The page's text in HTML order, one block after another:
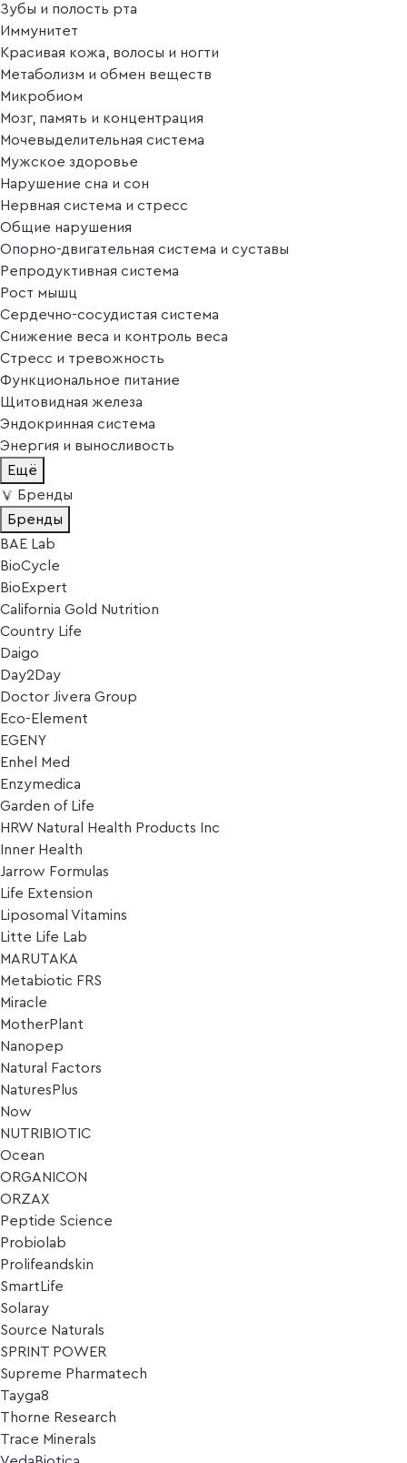
Зубы и полость рта
Иммунитет
Красивая кожа, волосы и ногти
Метаболизм и обмен веществ
Микробиом
Мозг, память и концентрация
Мочевыделительная система
Мужское здоровье
Нарушение сна и сон
Нервная система и стресс
Общие нарушения
Опорно-двигательная система и суставы
Репродуктивная система
Рост мышц
Сердечно-сосудистая система
Снижение веса и контроль веса
Стресс и тревожность
Функциональное питание
Щитовидная железа
Эндокринная система
Энергия и выносливость
Ещё
Бренды
Бренды
BAE Lab
BioCycle
BioExpert
California Gold Nutrition
Country Life
Daigo
Day2Day
Doctor Jivera Group
Eco-Element
EGENY
Enhel Med
Enzymedica
Garden of Life
HRW Natural Health Products Inc
Inner Health
Jarrow Formulas
Life Extension
Liposomal Vitamins
Litte Life Lab
MARUTAKA
Metabiotic FRS
Miracle
MotherPlant
Nanopep
Natural Factors
NaturesPlus
Now
NUTRIBIOTIC
Ocean
ORGANICON
ORZAX
Peptide Science
Probiolab
Prolifeandskin
SmartLife
Solaray
Source Naturals
SPRINT POWER
Supreme Pharmatech
Tayga8
Thorne Research
Trace Minerals